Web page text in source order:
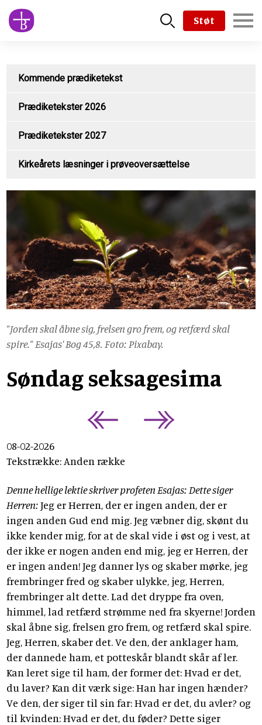
Skip
to
Støt
Kommende prædiketekst
Prædiketekster 2026
Prædiketekster 2027
Kirkeårets læsninger i prøveoversættelse
"Jorden skal åbne sig, frelsen gro frem, og retfærd skal
spire." Esajas' Bog 45,8. Foto: Pixabay.
Søndag seksagesima
08-02-2026
Tekstrække: Anden række
Denne hellige lektie skriver profeten Esajas: Dette siger
Herren:Jeg er Herren, der er ingen anden, der er
ingen anden Gud end mig. Jeg væbner dig, skønt du
ikke kender mig, for at de skal vide i øst og i vest, at
der ikke er nogen anden end mig, jeg er Herren, der
er ingen anden! Jeg danner lys og skaber mørke, jeg
frembringer fred og skaber ulykke, jeg, Herren,
frembringer alt dette. Lad det dryppe fra oven,
himmel, lad retfærd strømme ned fra skyerne! Jorden
skal åbne sig, frelsen gro frem, og retfærd skal spire.
Jeg, Herren, skaber det. Ve den, der anklager ham,
der dannede ham, et potteskår blandt skår af ler.
Kan leret sige til ham, der former det: Hvad er det,
du laver? Kan dit værk sige: Han har ingen hænder?
Ve den, der siger til sin far: Hvad er det, du avler? og
til kvinden: Hvad er det, du føder? Dette siger